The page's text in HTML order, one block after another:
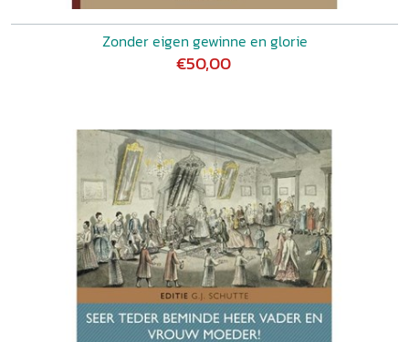
Zonder eigen gewinne en glorie
€50,00